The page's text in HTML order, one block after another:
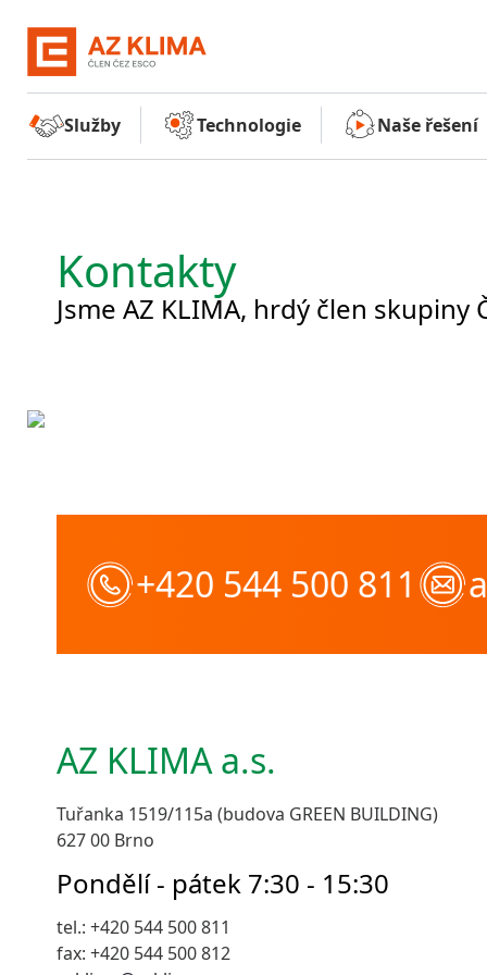
Služby Technologie Naše řešení
Kontakty
Jsme AZ KLIMA, hrdý člen skupiny
+420 544 500 811
AZ KLIMA a.s.
Tuřanka 1519/115a (budova GREEN BUILDING)
627 00 Brno
Pondělí - pátek 7:30 - 15:30
tel.: +420 544 500 811
fax: +420 544 500 812